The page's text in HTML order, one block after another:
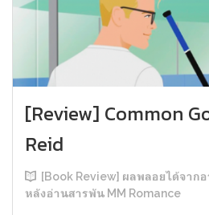
[Review] Common
Reid
[Book Review] ผลพลอยได้จาก
หลังอ่านสารพัน MM Romance